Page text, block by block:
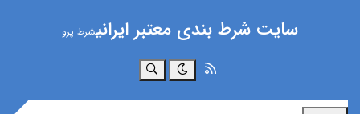
سایت شرط بندی معتبر ایرانیشرط پرو
جستجو